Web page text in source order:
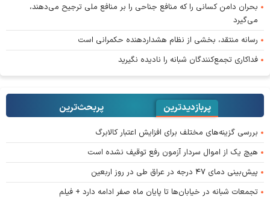
بحران دامن کسانی را که منافع جناحی را بر منافع ملی ترجیح می‌دهند،
می‌گیرد
رسانه منتقد، بخشی از نظام هشداردهنده حکمرانی است
فداکاری تجمع‌کنندگان شبانه را نادیده نگیرید
پربازدیدترین پربحث‌ترین‌
بررسی گزینه‌های مختلف برای افزایش اعتبار کالابرگ
هیچ یک از اموال سردار آزمون رفع توقیف نشده است
پیش‌بینی دمای ۴۷ درجه در عراق طی در روز اربعین
تجمعات شبانه در خیابان‌ها تا پایان ماه صفر ادامه دارد + فیلم